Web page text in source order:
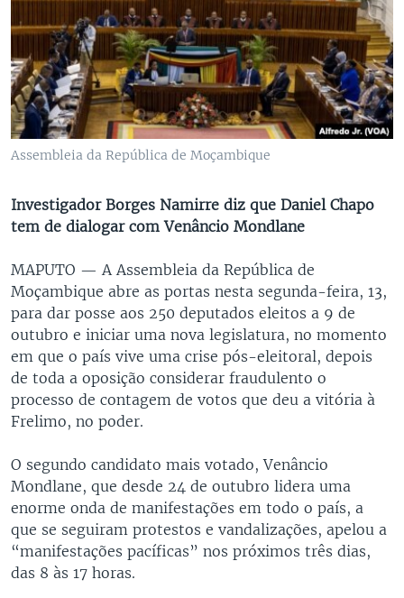
Assembleia da República de Moçambique
Investigador Borges Namirre diz que Daniel Chapo
tem de dialogar com Venâncio Mondlane
MAPUTO — A Assembleia da República de
Moçambique abre as portas nesta segunda-feira, 13,
para dar posse aos 250 deputados eleitos a 9 de
outubro e iniciar uma nova legislatura, no momento
em que o país vive uma crise pós-eleitoral, depois
de toda a oposição considerar fraudulento o
processo de contagem de votos que deu a vitória à
Frelimo, no poder.
O segundo candidato mais votado, Venâncio
Mondlane, que desde 24 de outubro lidera uma
enorme onda de manifestações em todo o país, a
que se seguiram protestos e vandalizações, apelou a
“manifestações pacíficas” nos próximos três dias,
das 8 às 17 horas.